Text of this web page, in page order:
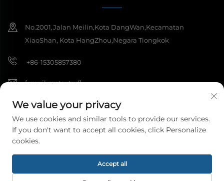
No.2001,Jalan Meilin,Kota DangWan,Kecamatan
XiaoShan, Kota HangZhou,Negara Tiongkok
+86-15305857380
[email protected]
Hak Cipta © 2026 Hangzhou Meibi Decoration Materials Co., Ltd.
Semua hak dilindungi. Kebijakan Privasi
We value your privacy
We use cookies and similar tools to provide our services.
If you don't want to accept all cookies, click Personalize
cookies.
Accept all